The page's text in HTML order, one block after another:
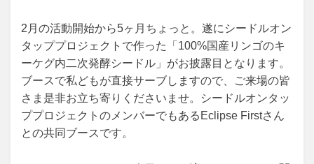
2月の活動開始から5ヶ月ちょっと。遂にシードルオン
タッププロジェクトで作った「100%国産リンゴのキ
ーケグ内二次発酵シードル」がお披露目となります。
ブースで私どもが直接サーブしますので、ご来場の皆
さま是非お立ち寄りくださいませ。シードルオンタッ
ププロジェクトのメンバーでもあるEclipse Firstさん
との共同ブースです。